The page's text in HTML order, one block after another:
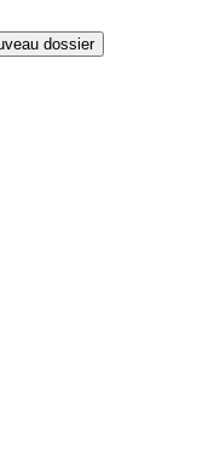
dossier